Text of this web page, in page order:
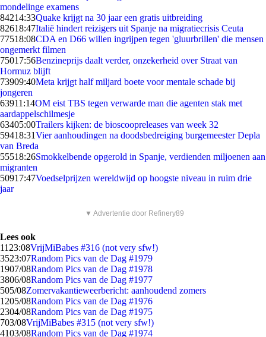
mondelinge examens
84214:33Quake krijgt na 30 jaar een gratis uitbreiding
82618:47Italië hindert reizigers uit Spanje na migratiecrisis Ceuta
77518:08CDA en D66 willen ingrijpen tegen 'gluurbrillen' die mensen
ongemerkt filmen
75017:56Benzineprijs daalt verder, onzekerheid over Straat van
Hormuz blijft
73909:40Meta krijgt half miljard boete voor mentale schade bij
jongeren
63911:14OM eist TBS tegen verwarde man die agenten stak met
aardappelschilmesje
63405:00Trailers kijken: de bioscoopreleases van week 32
59418:31Vier aanhoudingen na doodsbedreiging burgemeester Depla
van Breda
55518:26Smokkelbende opgerold in Spanje, verdienden miljoenen aan
migranten
50917:47Voedselprijzen wereldwijd op hoogste niveau in ruim drie
jaar
▼ Advertentie door Refinery89
Lees ook
11 23:08VrijMiBabes #316 (not very sfw!)
3523:07Random Pics van de Dag #1979
1907/08Random Pics van de Dag #1978
3806/08Random Pics van de Dag #1977
505/08Zomervakantieweerbericht: aanhoudend zomers
1205/08Random Pics van de Dag #1976
2304/08Random Pics van de Dag #1975
703/08VrijMiBabes #315 (not very sfw!)
4103/08Random Pics van de Dag #1974